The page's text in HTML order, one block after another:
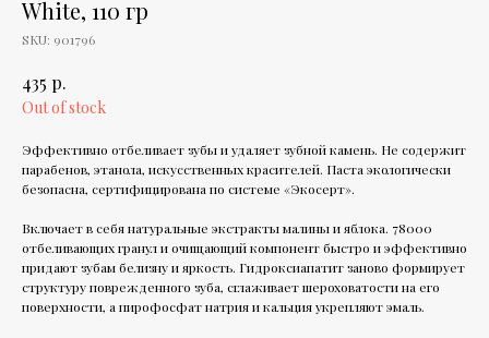
White, 110 гр
SKU: 901796
435 р.
Out of stock
Эффективно отбеливает зубы и удаляет зубной камень. Не содержит
парабенов, этанола, искусственных красителей. Паста экологически
безопасна, сертифицирована по системе «Экосерт».
Включает в себя натуральные экстракты малины и яблока. 78000
отбеливающих гранул и очищающий компонент быстро и эффективно
придают зубам белизну и яркость. Гидроксиапатит заново формирует
структуру поврежденного зуба, сглаживает шероховатости на его
поверхности, а пирофосфат натрия и кальция укрепляют эмаль.